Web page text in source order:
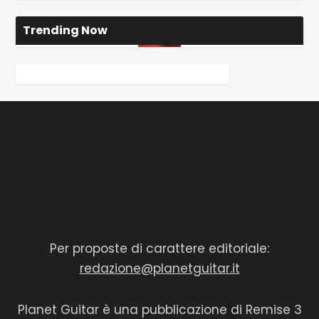
Trending Now
Per proposte di carattere editoriale:
redazione@planetguitar.it
Planet Guitar è una pubblicazione di Remise 3